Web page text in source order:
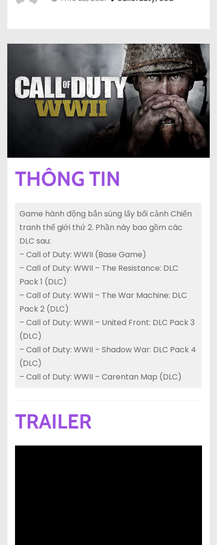
THÔNG TIN
Game hành động bắn súng lấy bối cảnh Chiến
tranh thế giới thứ 2. Phần này bao gồm các
DLC sau:
– Call of Duty: WWII (Base Game)
– Call of Duty: WWII – The Resistance: DLC
Pack 1 (DLC)
– Call of Duty: WWII – The War Machine: DLC
Pack 2 (DLC)
– Call of Duty: WWII – United Front: DLC Pack 3
(DLC)
– Call of Duty: WWII – Shadow War: DLC Pack 4
(DLC)
– Call of Duty: WWII – Carentan Map (DLC)
TRAILER